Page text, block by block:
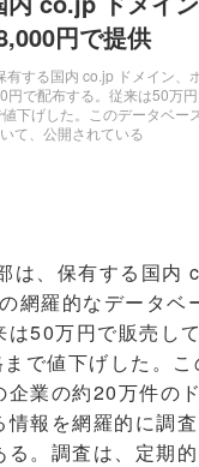
円で提供
する国内 co.jp ドメイン、
円で配布する。従来は50万
下げした。このデータベー
て、公開されている
、保有する国内
網羅的なデータベ
は50万円で販売し
で値下げした。こ
業の約20万件の
報を網羅的に調
る。調査は、定期